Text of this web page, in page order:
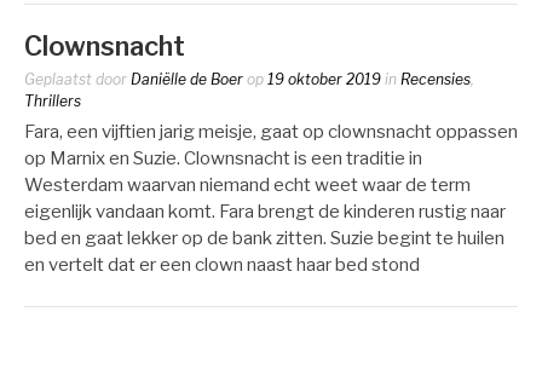
Clownsnacht
Geplaatst door Daniëlle de Boer op 19 oktober 2019 in Recensies,
Thrillers
Fara, een vijftien jarig meisje, gaat op clownsnacht oppassen
op Marnix en Suzie. Clownsnacht is een traditie in
Westerdam waarvan niemand echt weet waar de term
eigenlijk vandaan komt. Fara brengt de kinderen rustig naar
bed en gaat lekker op de bank zitten. Suzie begint te huilen
en vertelt dat er een clown naast haar bed stond